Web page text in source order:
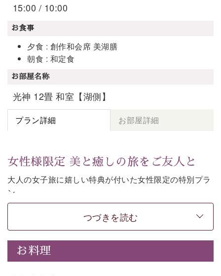
15:00 / 10:00
お食事
夕食 : 創作和会席 美湖膳
朝食 : 和定食
お部屋名称
光神 12畳 和室【湖側】
プラン詳細 お部屋詳細
女性様限定 美と癒しの旅をご友人と
大人の女子旅に嬉しい特典が付いた女性限定の特別プラ
ン。
女性同士の癒しの旅を愉しみたいならこちら。
-----------【安心への取り組み】----------
個室料亭、貸切風呂のご利用が可能な上、 安心安全にご
滞在いただけるよう
30項目以上からなる独自の衛生・消毒プログラムの基、
つづきを読む
お料理